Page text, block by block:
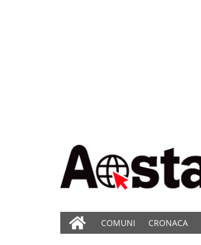
COMUNI CRONACA